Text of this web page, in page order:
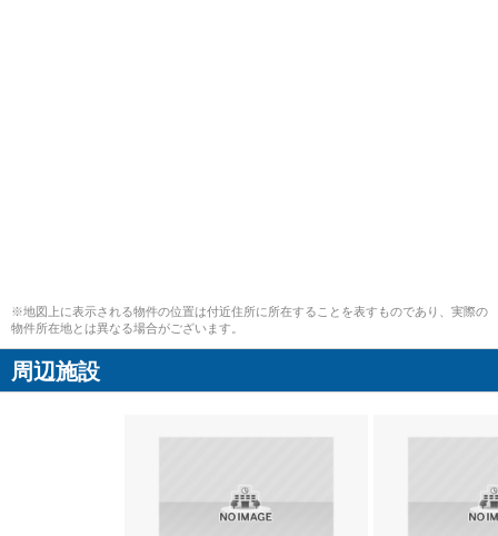
※地図上に表示される物件の位置は付近住所に所在することを表すものであり、実際の
物件所在地とは異なる場合がございます。
周辺施設